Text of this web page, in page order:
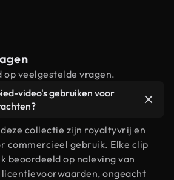
veelgestelde vragen.
video's gebruiken voor
collectie zijn royaltyvrij en
commercieel gebruik. Elke clip
beoordeeld op naleving van
ongeacht